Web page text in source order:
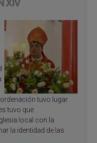
XIV
ordenación tuvo lugar
tuvo que
local con la
la identidad de las